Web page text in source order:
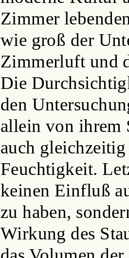
Zimmer
wie groß der
Zimmerluft und
Die
den
allein von ihrem
auch
Feuchtigkeit.
keinen Einfluß
zu haben,
Wirkung des